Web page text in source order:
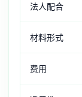
法人配合
材料形式
费用